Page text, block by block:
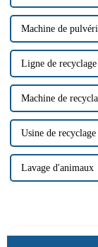
Machine de
Ligne de
Machine de
Usine de
Lavage d'animaux